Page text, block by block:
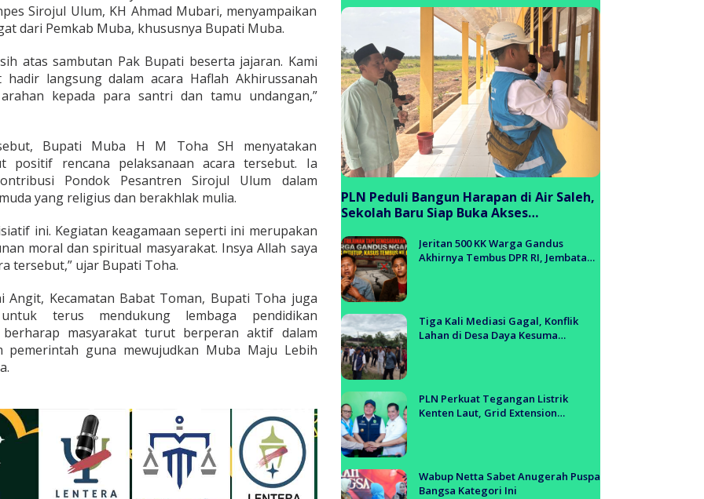
Sirojul Ulum, KH Ahmad Mubari, menyampaikan
dari Pemkab Muba, khususnya Bupati Muba.
atas sambutan Pak Bupati beserta jajaran. Kami
langsung dalam acara Haflah Akhirussanah
kepada para santri dan tamu undangan,”
Bupati Muba H M Toha SH menyatakan
positif rencana pelaksanaan acara tersebut. Ia
Pondok Pesantren Sirojul Ulum dalam
yang religius dan berakhlak mulia.
ini. Kegiatan keagamaan seperti ini merupakan
moral dan spiritual masyarakat. Insya Allah saya
tersebut,” ujar Bupati Toha.
Angit, Kecamatan Babat Toman, Bupati Toha juga
terus mendukung lembaga pendidikan
berharap masyarakat turut berperan aktif dalam
pemerintah guna mewujudkan Muba Maju Lebih
PLN Peduli Bangun Harapan di Air Saleh,
Sekolah Baru Siap Buka Akses
Banyuasin
Jeritan 500 KK Warga Gandus
Akhirnya Tembus DPR RI, Jembatan
Tiga Kali Mediasi Gagal, Konflik
Lahan di Desa Daya Kesuma
PLN Perkuat Tegangan Listrik
Kenten Laut, Grid Extension
Wabup Netta Sabet Anugerah Puspa
Bangsa Kategori Ini